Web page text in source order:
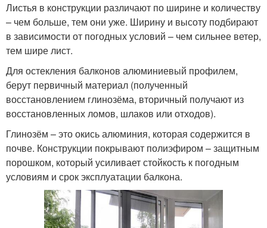
Листья в конструкции различают по ширине и количеству
– чем больше, тем они уже. Ширину и высоту подбирают
в зависимости от погодных условий – чем сильнее ветер,
тем шире лист.
Для остекления балконов алюминиевый профилем,
берут первичный материал (полученный
восстановлением глинозёма, вторичный получают из
восстановленных ломов, шлаков или отходов).
Глинозём – это окись алюминия, которая содержится в
почве. Конструкции покрывают полиэфиром – защитным
порошком, который усиливает стойкость к погодным
условиям и срок эксплуатации балкона.